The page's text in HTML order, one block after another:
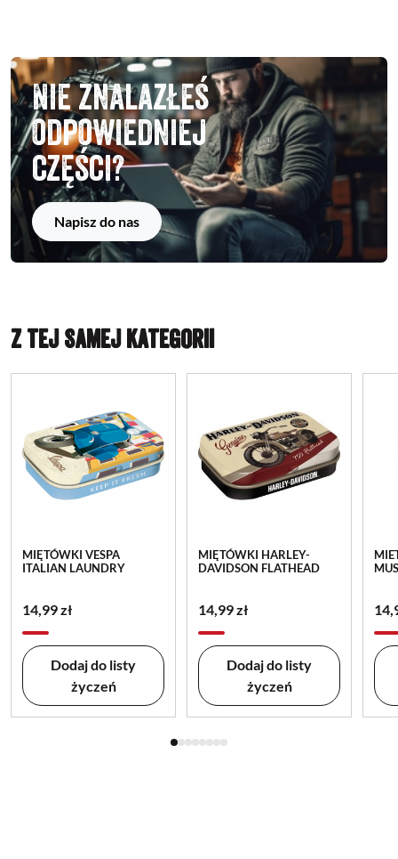
Nie znalazłeś
odpowiedniej
części?
Napisz do nas
Z TEJ SAMEJ KATEGORII
MIĘTÓWKI VESPA
ITALIAN LAUNDRY
14,99 zł
Dodaj do listy
życzeń
MIĘTÓWKI HARLEY-
DAVIDSON FLATHEAD
14,99 zł
Dodaj do listy
życzeń